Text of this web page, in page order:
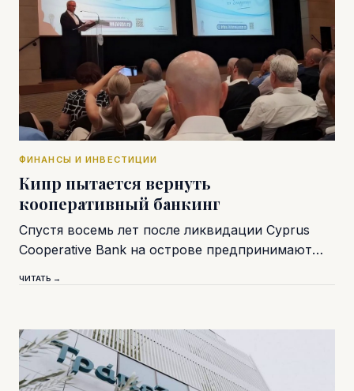
ФИНАНСЫ И ИНВЕСТИЦИИ
Кипр пытается вернуть
кооперативный банкинг
Спустя восемь лет после ликвидации Cyprus
Cooperative Bank на острове предпринимают…
ЧИТАТЬ →